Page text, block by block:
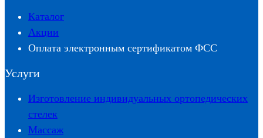
Каталог
Акции
Оплата электронным сертификатом ФСС
Услуги
Изготовление индивидуальных ортопедических
стелек
Массаж